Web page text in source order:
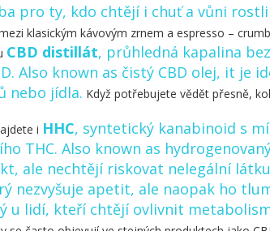
pro ty, kdo chtějí i chuť a vůni
klasickým kávovým zrnem a espresso –
CBD distillát, průhledná kapalina
. Also known as čistý CBD olej, it je
nebo jídla. Když potřebujete vědět přesně,
i HHC, syntetický kanabinoid s
THC. Also known as
ale nechtějí riskovat nelegální látku
nezvyšuje apetit, ale naopak ho
u lidí, kteří chtějí ovlivnit